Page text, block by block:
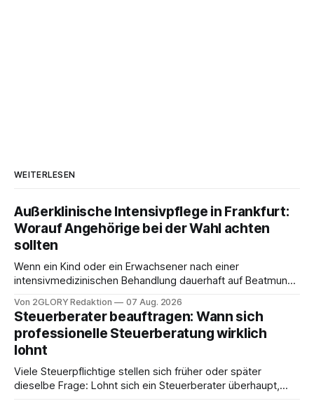
WEITERLESEN
Außerklinische Intensivpflege in Frankfurt:
Worauf Angehörige bei der Wahl achten
sollten
Wenn ein Kind oder ein Erwachsener nach einer
intensivmedizinischen Behandlung dauerhaft auf Beatmung
angewiesen ist, stellt sich für Familien eine schwierige
Frage: Muss die Versorgung dauerhaft in der Klinik bleiben –
oder ist ein Leben zu Hause möglich? Die außerklinische
Intensivpflege bietet genau diese Alternative: Sie
Von 2GLORY Redaktion 07 Aug. 2026
Steuerberater beauftragen: Wann sich
professionelle Steuerberatung wirklich
lohnt
Viele Steuerpflichtige stellen sich früher oder später
dieselbe Frage: Lohnt sich ein Steuerberater überhaupt,